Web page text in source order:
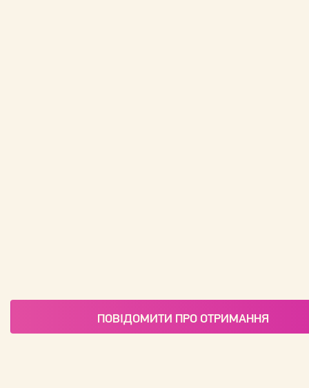
ПОВІДОМИТИ ПРО ОТРИМАННЯ